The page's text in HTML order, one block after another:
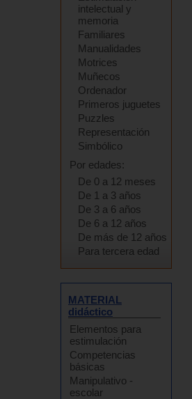
intelectual y
memoria
Familiares
Manualidades
Motrices
Muñecos
Ordenador
Primeros juguetes
Puzzles
Representación
Simbólico
Por edades:
De 0 a 12 meses
De 1 a 3 años
De 3 a 6 años
De 6 a 12 años
De más de 12 años
Para tercera edad
MATERIAL
didáctico
Elementos para
estimulación
Competencias
básicas
Manipulativo -
escolar